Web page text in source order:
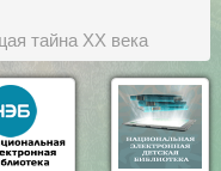
тайна ХХ века